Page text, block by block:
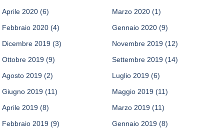
Aprile 2020 (6) Marzo 2020 (1)
Febbraio 2020 (4) Gennaio 2020 (9)
Dicembre 2019 (3) Novembre 2019 (12)
Ottobre 2019 (9) Settembre 2019 (14)
Agosto 2019 (2) Luglio 2019 (6)
Giugno 2019 (11) Maggio 2019 (11)
Aprile 2019 (8) Marzo 2019 (11)
Febbraio 2019 (9) Gennaio 2019 (8)